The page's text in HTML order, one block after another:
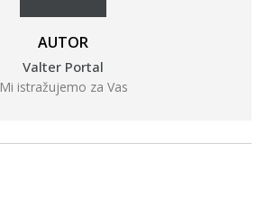
AUTOR
Valter Portal
Mi istražujemo za Vas